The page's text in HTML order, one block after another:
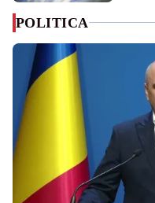
POLITICA